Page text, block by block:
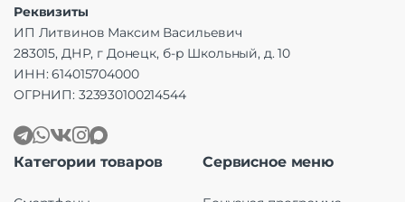
Реквизиты
ИП Литвинов Максим Васильевич
283015, ДНР, г Донецк, б-р Школьный, д. 10
ИНН: 614015704000
ОГРНИП: 323930100214544
Категории товаров Сервисное меню